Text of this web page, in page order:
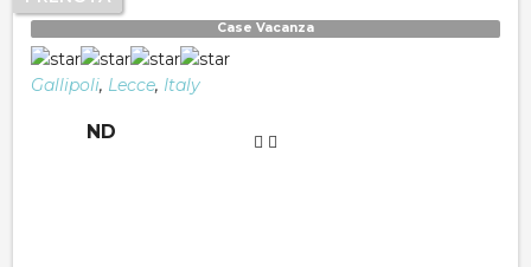
Case Vacanza
Gallipoli, Lecce, Italy
ND